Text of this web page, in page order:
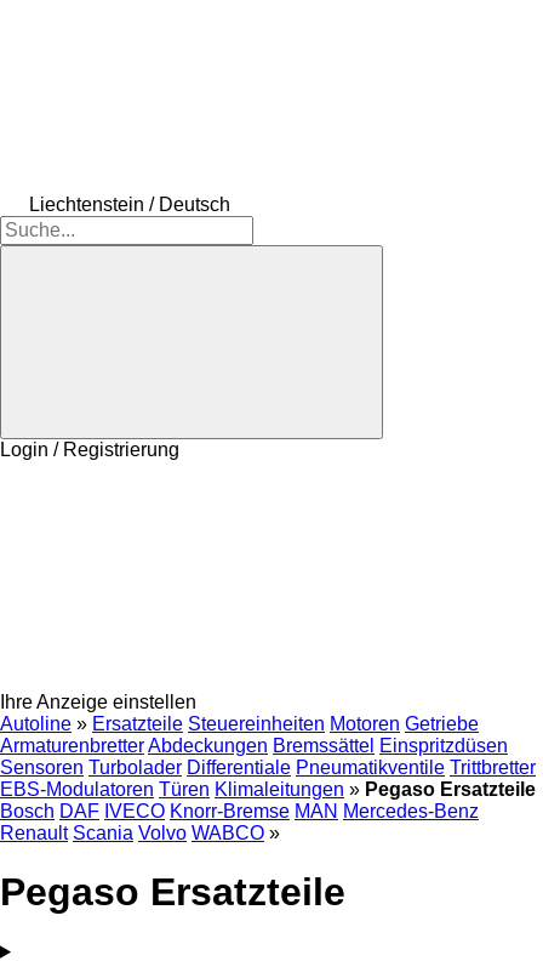
Liechtenstein / Deutsch
Login / Registrierung
Ihre Anzeige einstellen
Autoline » Ersatzteile Steuereinheiten Motoren Getriebe
ArmaturenbretterAbdeckungen Bremssättel Einspritzdüsen
Sensoren Turbolader Differentiale Pneumatikventile Trittbretter
EBS-Modulatoren Türen Klimaleitungen » Pegaso Ersatzteile
Bosch DAF IVECO Knorr-Bremse MAN Mercedes-Benz
Renault Scania Volvo WABCO »
Pegaso Ersatzteile